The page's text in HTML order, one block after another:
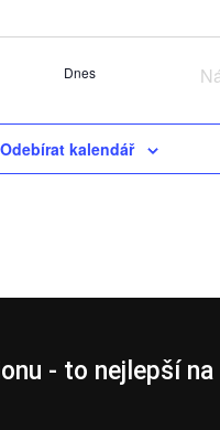
Dnes
Odebírat kalendář
- to nejlepší na